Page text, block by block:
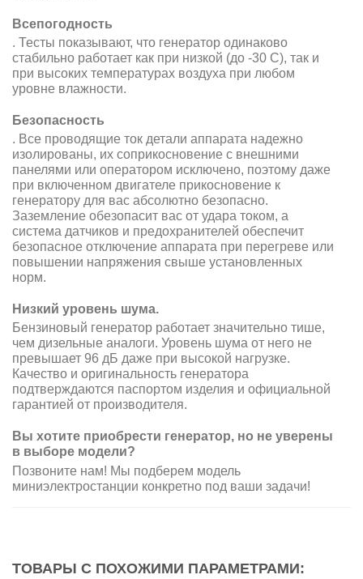
Всепогодность
. Тесты показывают, что генератор одинаково
стабильно работает как при низкой (до -30 С), так и
при высоких температурах воздуха при любом
уровне влажности.
Безопасность
. Все проводящие ток детали аппарата надежно
изолированы, их соприкосновение с внешними
панелями или оператором исключено, поэтому даже
при включенном двигателе прикосновение к
генератору для вас абсолютно безопасно.
Заземление обезопасит вас от удара током, а
система датчиков и предохранителей обеспечит
безопасное отключение аппарата при перегреве или
повышении напряжения свыше установленных
норм.
Низкий уровень шума.
Бензиновый генератор работает значительно тише,
чем дизельные аналоги. Уровень шума от него не
превышает 96 дБ даже при высокой нагрузке.
Качество и оригинальность генератора
подтверждаются паспортом изделия и официальной
гарантией от производителя.
Вы хотите приобрести генератор, но не уверены
в выборе модели?
Позвоните нам! Мы подберем модель
миниэлектростанции конкретно под ваши задачи!
ТОВАРЫ С ПОХОЖИМИ ПАРАМЕТРАМИ: